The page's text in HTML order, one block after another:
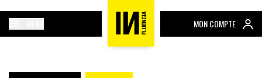
MON COMPTE